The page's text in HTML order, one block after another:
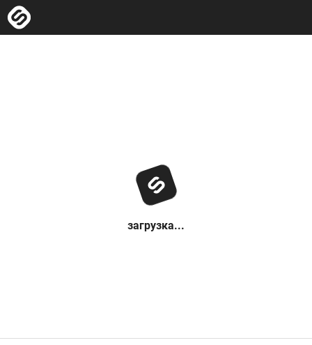
загрузка...